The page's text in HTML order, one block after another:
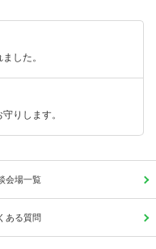
した。
りします。
会場一覧
ある質問